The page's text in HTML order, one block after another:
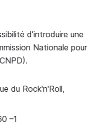
d’introduire une
Nationale pour
du Rock'n'Roll,
–1